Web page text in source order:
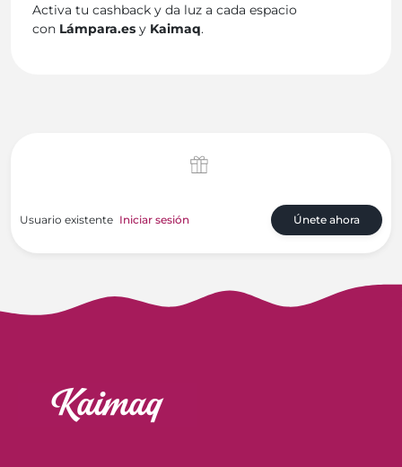
Activa tu cashback y da luz a cada espacio
con Lámpara.es y Kaimaq.
Únete ahora
Usuario existente Iniciar sesión